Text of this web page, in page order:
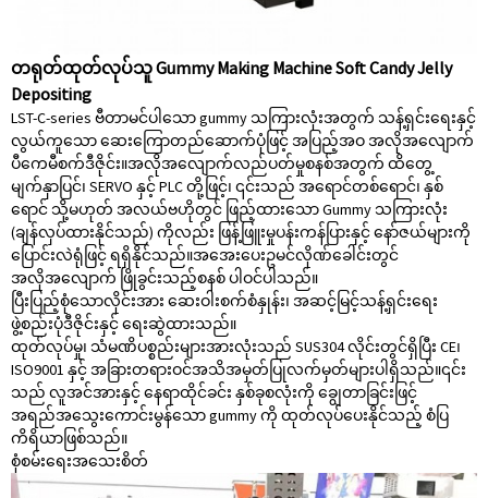
တရုတ်ထုတ်လုပ်သူ Gummy Making Machine Soft Candy Jelly
Depositing
LST-C-series ဗီတာမင်ပါသော gummy သကြားလုံးအတွက် သန့်ရှင်းရေးနှင့်
လွယ်ကူသော ဆေးကြောတည်ဆောက်ပုံဖြင့် အပြည့်အဝ အလိုအလျောက်
ပီကေမီစက်ဒီဇိုင်း။အလိုအလျောက်လည်ပတ်မှုစနစ်အတွက် ထိတွေ့
မျက်နှာပြင်၊ SERVO နှင့် PLC တို့ဖြင့်၊ ၎င်းသည် အရောင်တစ်ရောင်၊ နှစ်
ရောင် သို့မဟုတ် အလယ်ဗဟိုတွင် ဖြည့်ထားသော Gummy သကြားလုံး
(ချန်လှပ်ထားနိုင်သည်) ကိုလည်း ဖြန့်ဖြူးမှုပန်းကန်ပြားနှင့် နော်ဇယ်များကို
ပြောင်းလဲရုံဖြင့် ရရှိနိုင်သည်။အအေးပေးဥမင်လိုဏ်ခေါင်းတွင်
အလိုအလျောက် ဖြိုခွင်းသည့်စနစ် ပါဝင်ပါသည်။
ပြီးပြည့်စုံသောလိုင်းအား ဆေးဝါးစက်စံနှုန်း၊ အဆင့်မြင့်သန့်ရှင်းရေး
ဖွဲ့စည်းပုံဒီဇိုင်းနှင့် ရေးဆွဲထားသည်။
ထုတ်လုပ်မှု၊ သံမဏိပစ္စည်းများအားလုံးသည် SUS304 လိုင်းတွင်ရှိပြီး CE၊
ISO9001 နှင့် အခြားတရားဝင်အသိအမှတ်ပြုလက်မှတ်များပါရှိသည်။၎င်း
သည် လူအင်အားနှင့် နေရာထိုင်ခင်း နှစ်ခုစလုံးကို ချွေတာခြင်းဖြင့်
အရည်အသွေးကောင်းမွန်သော gummy ကို ထုတ်လုပ်ပေးနိုင်သည့် စံပြ
ကိရိယာဖြစ်သည်။
စုံစမ်းရေးအသေးစိတ်